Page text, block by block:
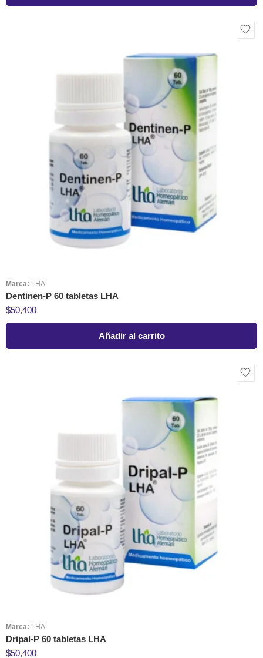
Marca: LHA
Dentinen-P 60 tabletas LHA
$50,400
Añadir al carrito
Marca: LHA
Dripal-P 60 tabletas LHA
$50,400